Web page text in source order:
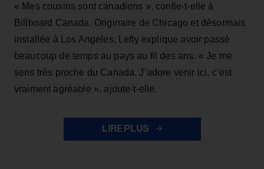
« Mes cousins sont canadiens », confie-t-elle à
Billboard Canada. Originaire de Chicago et désormais
installée à Los Angeles, Lefty explique avoir passé
beaucoup de temps au pays au fil des ans. « Je me
sens très proche du Canada. J’adore venir ici, c’est
vraiment agréable », ajoute-t-elle.
LIRE PLUS